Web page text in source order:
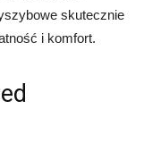
skutecznie
i komfort.